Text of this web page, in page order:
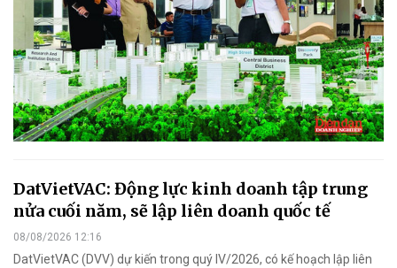
DatVietVAC: Động lực kinh doanh tập trung
nửa cuối năm, sẽ lập liên doanh quốc tế
08/08/2026 12:16
DatVietVAC (DVV) dự kiến trong quý IV/2026, có kế hoạch lập liên